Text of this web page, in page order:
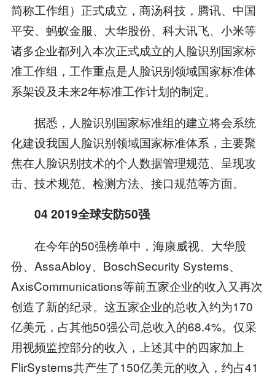
简称工作组）正式成立，商汤科技，腾讯、中国
平安、蚂蚁金服、大华股份、科大讯飞、小米等
诸多企业都列入本次正式成立的人脸识别国家标
准工作组，工作重点是人脸识别领域国家标准体
系架设及未来2年标准工作计划的制定。
据悉，人脸识别国家标准组的建立将会系统
化建设我国人脸识别领域国家标准体系，主要聚
焦在人脸识别技术的个人数据管理规范、呈现攻
击、技术规范、检测方法、接口规范等方面。
04 2019全球安防50强
在今年的50强榜单中，海康威视、大华股
份、AssaAbloy、BoschSecurity Systems、
AxisCommunications等前五家企业的收入又再次
创造了新的纪录。这五家企业的总收入约为170
亿美元，占其他50强公司总收入的68.4%。仅采
用视频监控部分的收入，上述其中的四家加上
FlirSystems共产生了150亿美元的收入，约占41